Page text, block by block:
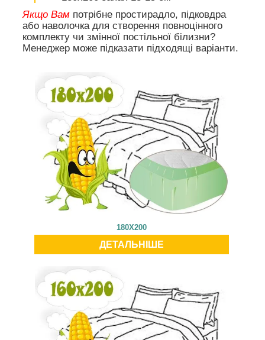
Якщо Вам потрібне простирадло, підковдра
або наволочка для створення повноцінного
комплекту чи змінної постільної білизни?
Менеджер може підказати підходящі варіанти.
180X200
ДЕТАЛЬНІШЕ